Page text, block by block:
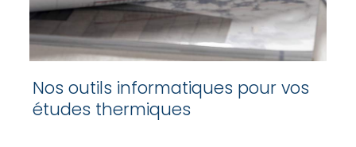
Nos outils informatiques pour vos
études thermiques